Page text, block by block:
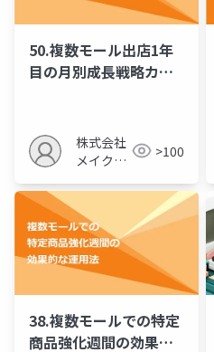
50.複数モール出店1年
目の月別成長戦略カレ
株式会社
メイクア
>100
38.複数モールでの特定
商品強化週間の効果的